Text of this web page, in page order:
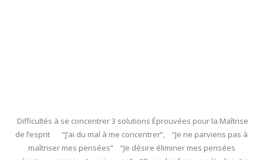
Difficultés à se concentrer 3 solutions Éprouvées pour la Maîtrise
de l’esprit “J’ai du mal à me concentrer”, “Je ne parviens pas à
maîtriser mes pensées” “Je désire éliminer mes pensées